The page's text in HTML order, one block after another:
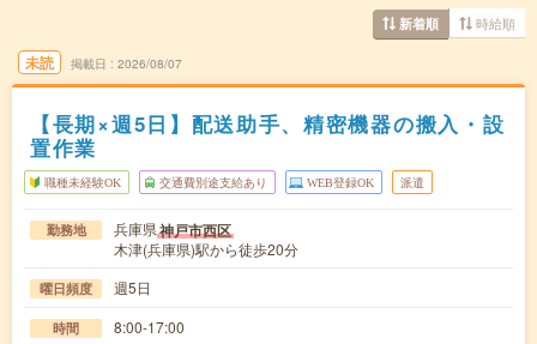
新着順 時給順
未読 掲載日 2026/08/07
【長期×週5日】配送助手、精密機器の搬入・設
置作業
職種未経験OK 交通費別途支給あり WEB登録OK 派遣
勤務地 兵庫県神戸市西区
木津(兵庫県)駅から徒歩20分
曜日頻度 週5日
時間 8:00-17:00